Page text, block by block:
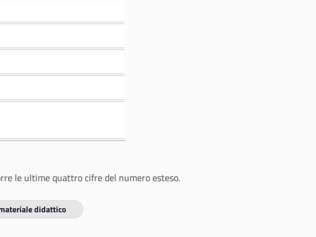
le ultime quattro cifre del numero esteso.
didattico